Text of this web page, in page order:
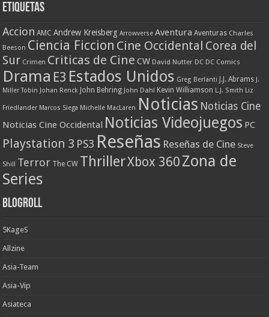
Etiquetas
Accion AMC Andrew Kreisberg Arrowverse Aventura Aventuras Charles
Beeson Ciencia Ficcion Cine Occidental Corea del
Sur Crimen Criticas de Cine CW David Nutter DC DC Comics
Drama E3 Estados Unidos Greg Berlanti J.J. Abrams J.
Miller Tobin Johan Renck John Behring John Dahl Kevin Williamson L.J. Smith Liz
Friedlander Marcos Siega Michelle MacLaren Noticias Noticias Cine
Noticias Cine Occidental Noticias Videojuegos PC
Playstation 3 PS3 Reseñas Reseñas de Cine Steve
Shill Terror The CW ThrillerXbox 360 Zona de
Series
Blogroll
5KageS
Allzine
Asia-Team
Asia-Vip
Asiateca